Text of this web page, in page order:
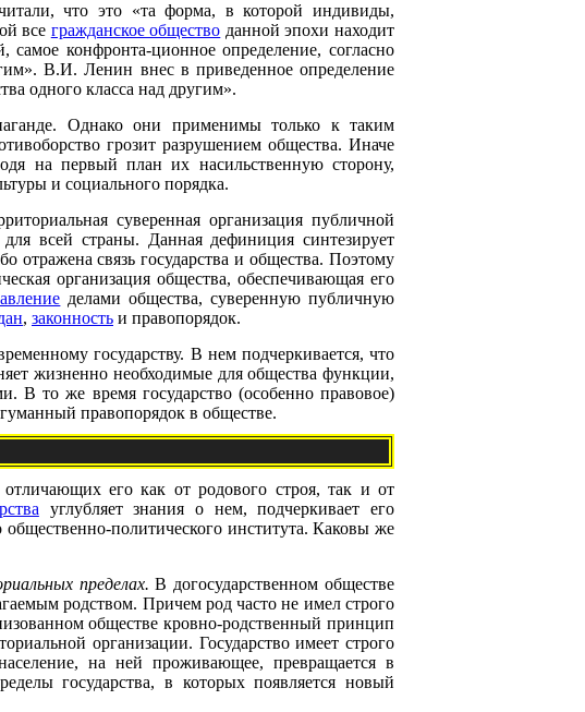
что это «та форма, в которой индивиды,
все гражданское общество данной эпохи находит
конфронта-ционное определение, согласно
В.И. Ленин внес в приведенное определение
одного класса над другим».
Однако они применимы только к таким
грозит разрушением общества. Иначе
на первый план их насильственную сторону,
и социального порядка.
суверенная организация публичной
всей страны. Данная дефиниция синтезирует
отражена связь государства и общества. Поэтому
организация общества, обеспечивающая его
делами общества, суверенную публичную
, законность и правопорядок.
государству. В нем подчеркивается, что
жизненно необходимые для общества функции,
В то же время государство (особенно правовое)
правопорядок в обществе.
его как от родового строя, так и от
углубляет знания о нем, подчеркивает его
политического института. Каковы же
пределах. В догосударственном обществе
родством. Причем род часто не имел строго
обществе кровно-родственный принцип
организации. Государство имеет строго
на ней проживающее, превращается в
государства, в которых появляется новый